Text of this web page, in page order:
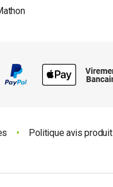
• Politique avis produit